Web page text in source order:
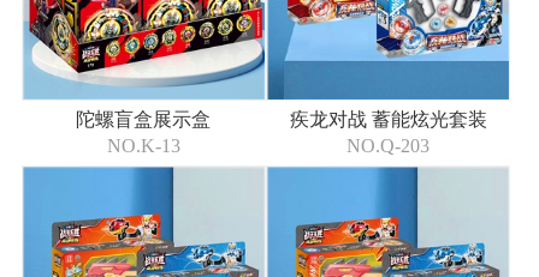
陀螺盲盒展示盒
NO.K-13
疾龙对战 蓄能炫光套装
NO.Q-203